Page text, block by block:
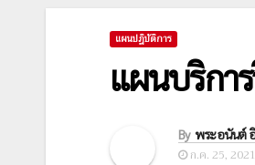
แผนปฎิบัติการ
แผนบริกา
By พระอนันต์
ก.ค. 25, 2021